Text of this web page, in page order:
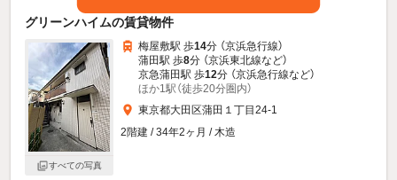
グリーンハイムの賃貸物件
すべての写真
梅屋敷駅 歩14分 （京浜急行線）
蒲田駅 歩8分 （京浜東北線など）
京急蒲田駅 歩12分 （京浜急行線など）
ほか1駅（徒歩20分圏内）
東京都大田区蒲田１丁目24-1
2階建 / 34年2ヶ月 / 木造